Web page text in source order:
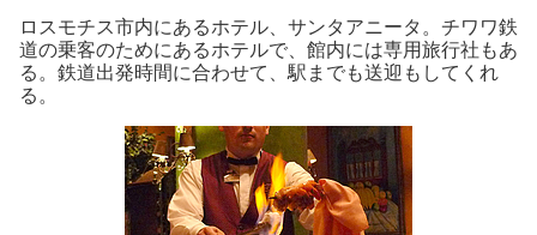
ロスモチス市内にあるホテル、サンタアニータ。チワワ鉄
道の乗客のためにあるホテルで、館内には専用旅行社もあ
る。鉄道出発時間に合わせて、駅までも送迎もしてくれ
る。